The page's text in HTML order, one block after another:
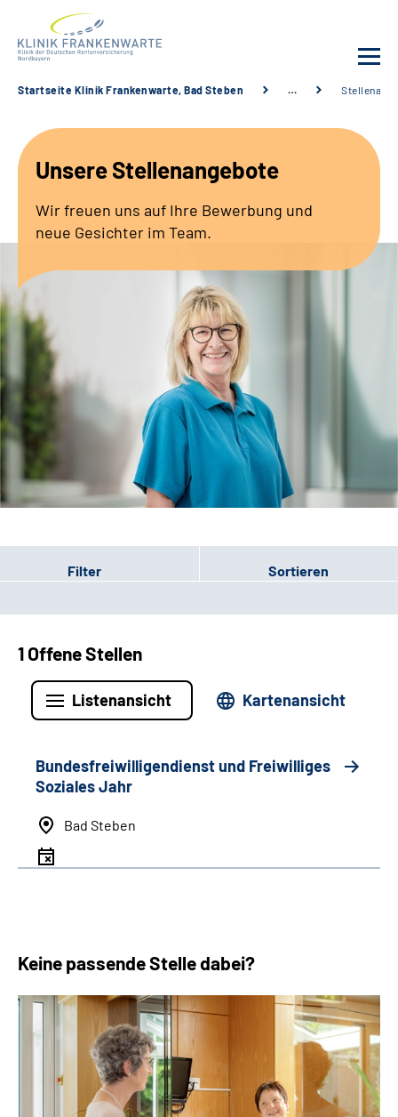
Leistungsangebot
Fachbereiche
Service
Karriere
Suche
Leichte Sprache
Gebärdensprache
Patienten-Login
Startseite Klinik Frankenwarte, Bad Steben …
Unsere Stellenangebote
Wir freuen uns auf Ihre Bewerbung und
neue Gesichter im Team.
Filter Sortieren
1 Offene Stellen
Listenansicht Kartenansicht
Bundesfreiwilligendienst und Freiwilliges
Soziales Jahr
Bad Steben
Keine passende Stelle dabei?